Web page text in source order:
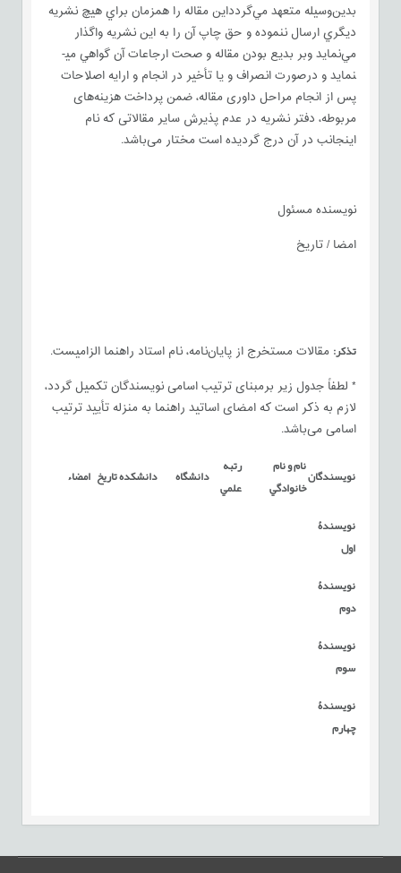
بدين‌وسيله متعهد مي‌گردداين مقاله را همزمان براي هيچ نشريه
ديگري ارسال ننموده و حق چاپ آن را به اين نشريه واگذار
مي‌نمايد وبر بديع بودن مقاله و صحت ارجاعات آن گواهي مي­
نماید و درصورت انصراف و یا تأخیر در انجام و ارایه اصلاحات
پس از انجام مراحل داوری مقاله، ضمن پرداخت هزینه‌های
مربوطه، دفتر نشریه در عدم پذیرش سایر مقالاتی که نام
اینجانب در آن درج گردیده است مختار می‌باشد.
نويسنده مسئول
امضا / تاريخ
تذكر:مقالات مستخرج از پايان‌نامه، نام استاد راهنما الزاميست.
* لطفاً جدول زیر برمبنای ترتیب اسامی نویسندگان تكميل گردد،
لازم به ذکر است که امضای اساتید راهنما به منزله تأیید ترتیب
اسامی می‌باشد.
نويسندگان نام و نام
خانوادگي
رتبه
علمي
دانشگاه دانشکدهتاريخ امضاء
نویسندۀ
اول
نویسندۀ
دوم
نویسندۀ
سوم
نویسندۀ
چهارم